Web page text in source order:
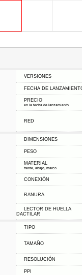
VERSIONES
FECHA DE
PRECIO
en la fecha de lanzamiento
RED
DIMENSIONES
PESO
MATERIAL
frente, abajo, marco
CONEXIÓN
RANURA
LECTOR DE HUELLA
DACTILAR
TIPO
TAMAÑO
RESOLUCIÓN
PPI